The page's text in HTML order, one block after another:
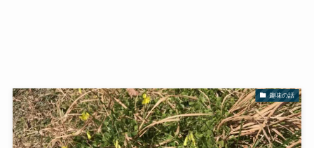
趣味の話